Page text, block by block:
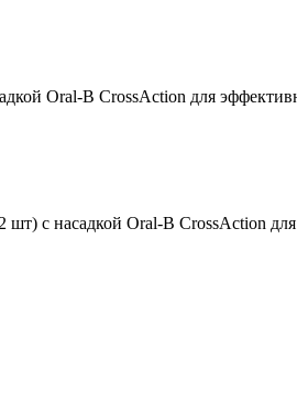
Oral-B CrossAction для
с насадкой Oral-B CrossAction